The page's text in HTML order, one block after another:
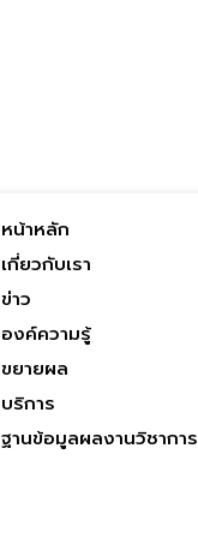
หน้าหลัก
เกี่ยวกับเรา
ข่าว
องค์ความรู้
ขยายผล
บริการ
ฐานข้อมูลผลงานวิชาการ